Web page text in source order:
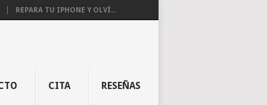
REPARA TU IPHONE Y OLVÍ...
CITA RESEÑAS